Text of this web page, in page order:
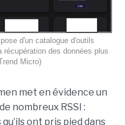
d'un catalogue d'outils
récupération des données plus
Micro)
met en évidence un
nombreux RSSI :
ont pris pied dans